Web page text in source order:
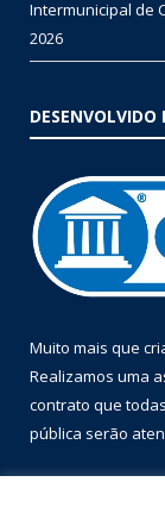
Intermunicipal de
2026
DESENVOLVIDO
Muito mais que
Realizamos uma
contrato que
pública serão